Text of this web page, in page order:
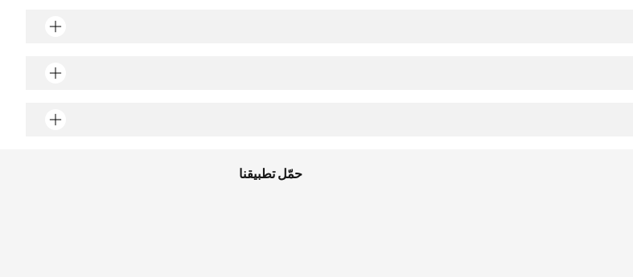
حمّل تطبيقنا